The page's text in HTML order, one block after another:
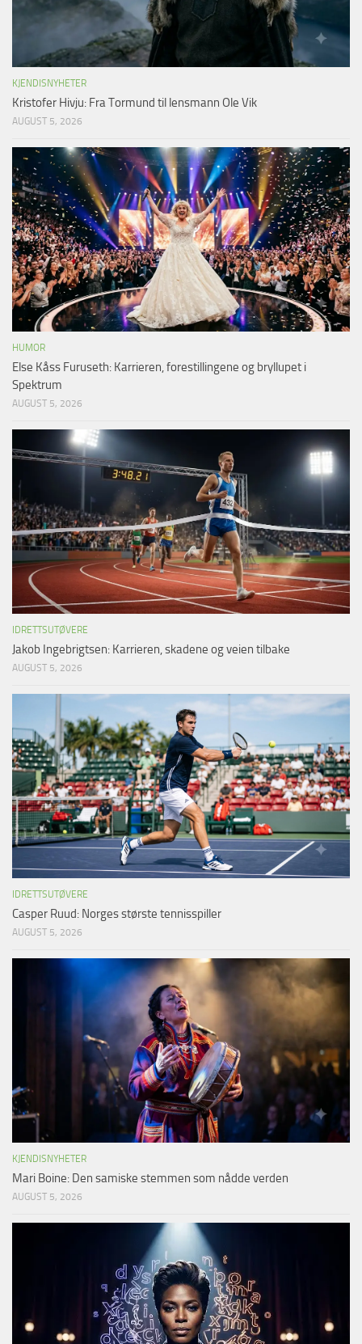
KJENDISNYHETER
Kristofer Hivju: Fra Tormund til lensmann Ole Vik
AUGUST 5, 2026
HUMOR
Else Kåss Furuseth: Karrieren, forestillingene og bryllupet i
Spektrum
AUGUST 5, 2026
IDRETTSUTØVERE
Jakob Ingebrigtsen: Karrieren, skadene og veien tilbake
AUGUST 5, 2026
IDRETTSUTØVERE
Casper Ruud: Norges største tennisspiller
AUGUST 5, 2026
KJENDISNYHETER
Mari Boine: Den samiske stemmen som nådde verden
AUGUST 5, 2026